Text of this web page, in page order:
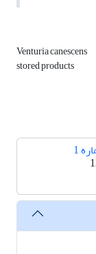
Venturia canescens
stored products